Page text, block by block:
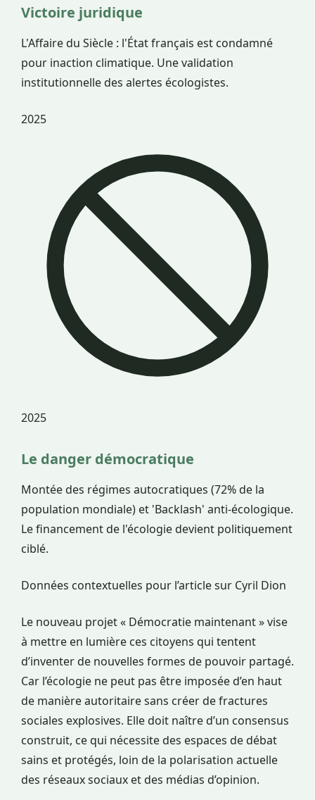
Victoire juridique
L'Affaire du Siècle : l'État français est condamné
pour inaction climatique. Une validation
institutionnelle des alertes écologistes.
2025
2025
Le danger démocratique
Montée des régimes autocratiques (72% de la
population mondiale) et 'Backlash' anti-écologique.
Le financement de l'écologie devient politiquement
ciblé.
Données contextuelles pour l’article sur Cyril Dion
Le nouveau projet « Démocratie maintenant » vise
à mettre en lumière ces citoyens qui tentent
d’inventer de nouvelles formes de pouvoir partagé.
Car l’écologie ne peut pas être imposée d’en haut
de manière autoritaire sans créer de fractures
sociales explosives. Elle doit naître d’un consensus
construit, ce qui nécessite des espaces de débat
sains et protégés, loin de la polarisation actuelle
des réseaux sociaux et des médias d’opinion.